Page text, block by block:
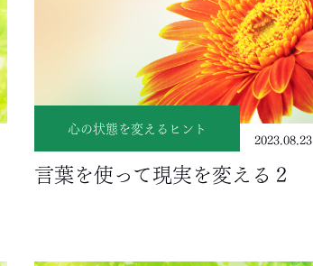
心の状態を変えるヒント
2023.08.23
言葉を使って現実を変える２